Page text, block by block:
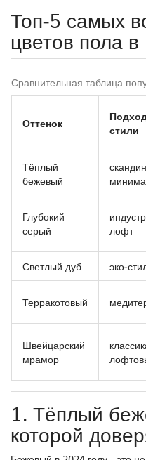
Топ‑5 самых
цветов пола
Сравнительная таблица
Оттенок
стили
Тёплый
бежевый
Глубокий
серый
лофт
Светлый дуб
Терракотовый
Швейцарский
мрамор
1. Тёплый
которой